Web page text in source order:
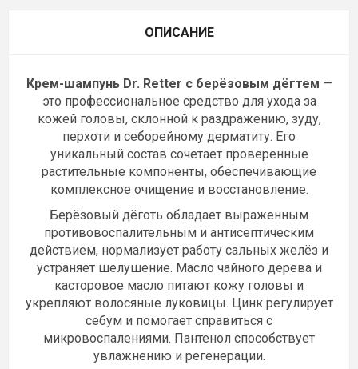
ОПИСАНИЕ
Крем-шампунь Dr. Retter с берёзовым дёгтем —
это профессиональное средство для ухода за
кожей головы, склонной к раздражению, зуду,
перхоти и себорейному дерматиту. Его
уникальный состав сочетает проверенные
растительные компоненты, обеспечивающие
комплексное очищение и восстановление.
Берёзовый дёготь обладает выраженным
противовоспалительным и антисептическим
действием, нормализует работу сальных желёз и
устраняет шелушение. Масло чайного дерева и
касторовое масло питают кожу головы и
укрепляют волосяные луковицы. Цинк регулирует
себум и помогает справиться с
микровоспалениями. Пантенол способствует
увлажнению и регенерации.